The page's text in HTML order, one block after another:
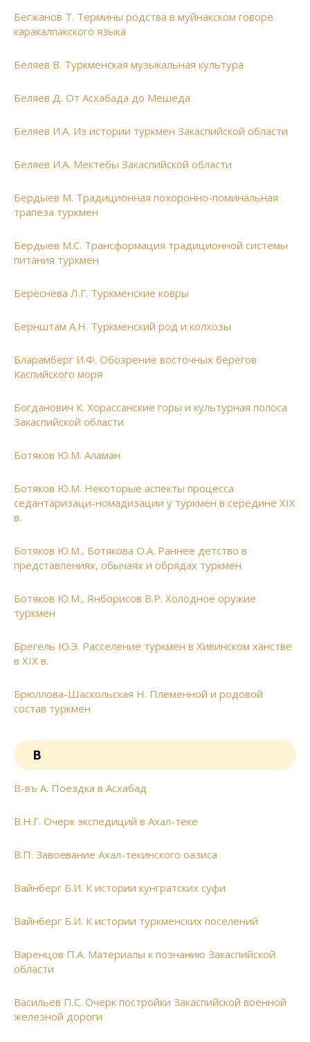
Бегжанов Т. Термины родства в муйнакском говоре
каракалпакского языка
Беляев В. Туркменская музыкальная культура
Беляев Д. От Асхабада до Мешеда
Беляев И.А. Из истории туркмен Закаспийской области
Беляев И.А. Мектебы Закаспийской области
Бердыев М. Традиционная похоронно-поминальная
трапеза туркмен
Бердыев М.С. Трансформация традиционной системы
питания туркмен
Береснева Л.Г. Туркменские ковры
Бернштам А.Н. Туркменский род и колхозы
Бларамберг И.Ф. Обозрение восточных берегов
Каспийского моря
Богданович К. Хорассанские горы и культурная полоса
Закаспийской области
Ботяков Ю.М. Аламан
Ботяков Ю.М. Некоторые аспекты процесса
седантаризаци-номадизации у туркмен в середине XIX
в.
Ботяков Ю.М., Ботякова О.А. Раннее детство в
представлениях, обычаях и обрядах туркмен
Ботяков Ю.М., Янборисов В.Р. Холодное оружие
туркмен
Брегель Ю.Э. Расселение туркмен в Хивинском ханстве
в XIX в.
Брюллова-Шаскольская Н. Племенной и родовой
состав туркмен
В
В-въ А. Поездка в Асхабад
В.Н.Г. Очерк экспедиций в Ахал-теке
В.П. Завоевание Ахал-текинского оазиса
Вайнберг Б.И. К истории кунгратских суфи
Вайнберг Б.И. К истории туркменских поселений
Варенцов П.А. Материалы к познанию Закаспийской
области
Васильев П.С. Очерк постройки Закаспийской военной
железной дороги